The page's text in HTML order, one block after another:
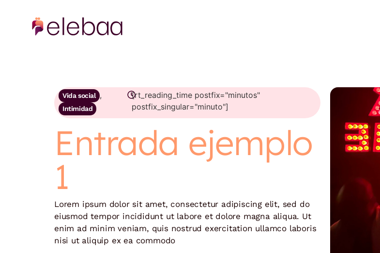
Vida social ,
Intimidad
[rt_reading_time postfix="minutos"
postfix_singular="minuto"]
Entrada ejemplo
1
Lorem ipsum dolor sit amet, consectetur adipiscing elit, sed do
eiusmod tempor incididunt ut labore et dolore magna aliqua. Ut
enim ad minim veniam, quis nostrud exercitation ullamco laboris
nisi ut aliquip ex ea commodo